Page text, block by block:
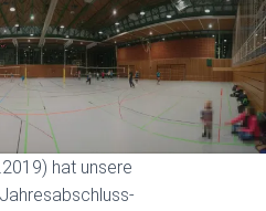
hat unsere